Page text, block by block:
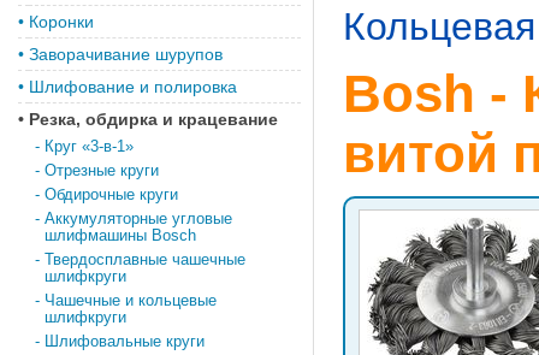
• Коронки
• Заворачивание шурупов
• Шлифование и полировка
• Резка, обдирка и крацевание
- Круг «3-в-1»
- Отрезные круги
- Обдирочные круги
- Аккумуляторные угловые
шлифмашины Bosch
- Твердосплавные чашечные
шлифкруги
- Чашечные и кольцевые
шлифкруги
- Шлифовальные круги
Bosh -
витой